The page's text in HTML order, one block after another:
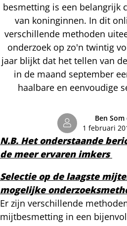
besmetting is een belangrijk
van koninginnen. In dit
verschillende methoden
onderzoek op zo'n twintig
jaar blijkt dat het tellen van
in de maand september
haalbare en eenvoudige
Ben
1 februari
N.B. Het onderstaande
de meer ervaren imkers
Selectie op de laagste
mogelijke
Er zijn verschillende
mijtbesmetting in een